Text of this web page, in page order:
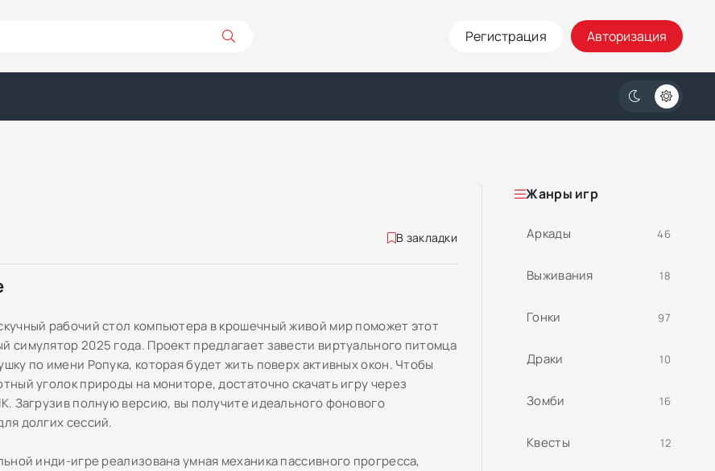
Регистрация Авторизация
В закладки
рабочий стол компьютера в крошечный живой мир поможет этот
симулятор 2025 года. Проект предлагает завести виртуального питомца
по имени Ропука, которая будет жить поверх активных окон. Чтобы
уголок природы на мониторе, достаточно скачать игру через
Загрузив полную версию, вы получите идеального фонового
долгих сессий.
инди-игре реализована умная механика пассивного прогресса,
Жанры игр
Аркады 46
Выживания 18
Гонки 97
Драки 10
Зомби 16
Квесты 12